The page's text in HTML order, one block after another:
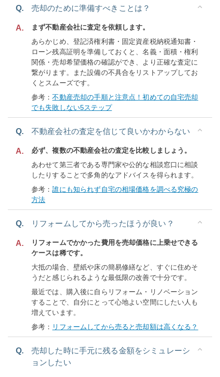
Q. 売却のために準備すべきことは？
A.
まず不動産会社に査定を依頼します。
あらかじめ、登記済権利書・固定資産税納税通知書・
ローン残高証明を準備しておくと、名義・面積・権利
関係・売却希望価格の確認ができ、より正確な査定に
繋がります。また設備の不具合をリストアップしてお
くとスムーズです。
参考：不動産売却の手順と注意点！初めての自宅売却
でも失敗しない5ステップ
Q. 不動産会社の査定を信じて良いかわからない
A.
必ず、複数の不動産会社の査定を比較しましょう。
あわせて第三者である専門家や公的な相談窓口に相談
したりすることで多角的なアドバイスを得られます。
参考：誰にも知られず自宅の相場価格を調べる究極の
方法
Q. リフォームしてから売ったほうが良い？
A.
リフォームでかかった費用を売却価格に上乗せできる
ケースは稀です。
大抵の場合、壁紙や床の簡易修繕など、すぐに住めそ
うだと感じられるような最低限の改善で十分です。
最近では、購入後に自らリフォーム・リノベーション
することで、自分にとって心地よい空間にしたい人も
増えています。
参考： リフォームしてから売ると売却額は高くなる？
Q.
売却した時に手元に残る金額をシミュレーシ
ョンしたい